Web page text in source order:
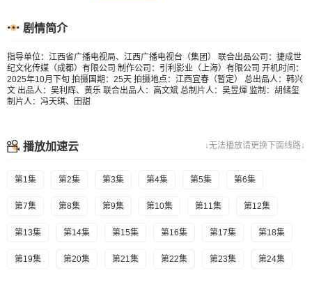
剧情简介
指导单位：江西省广播电视局、江西广播电视台（集团） 联合出品公司：捷成世
纪文化传媒（成都）有限公司 制作公司：引利影业（上海）有限公司 开机时间：
2025年10月下旬 拍摄国期：25天 拍摄地点：江西宜春（暂定） 总出品人：韩兴
文 出品人：吴利辉、黄乐 联合出品人：高文斌 总制片人：吴昱煇 监制：胡储玺
制片人：冯天琪、田甜
↓无法播放请更换下面线路↓
播放加速云
第1集 第2集 第3集 第4集 第5集 第6集
第7集 第8集 第9集 第10集 第11集 第12集
第13集 第14集 第15集 第16集 第17集 第18集
第19集 第20集 第21集 第22集 第23集 第24集